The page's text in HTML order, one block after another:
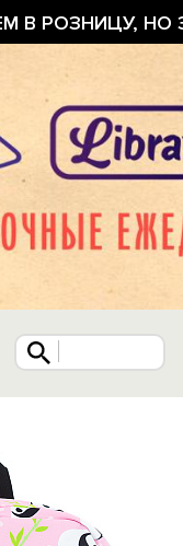
В РОЗНИЦУ,